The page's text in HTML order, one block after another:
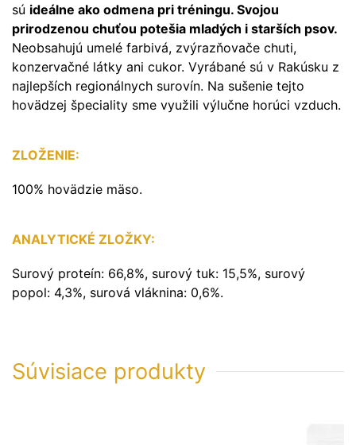
sú ideálne ako odmena pri tréningu. Svojou
prirodzenou chuťou potešia mladých i starších psov.
Neobsahujú umelé farbivá, zvýrazňovače chuti,
konzervačné látky ani cukor. Vyrábané sú v Rakúsku z
najlepších regionálnych surovín. Na sušenie tejto
hovädzej špeciality sme využili výlučne horúci vzduch.
ZLOŽENIE:
100% hovädzie mäso.
ANALYTICKÉ ZLOŽKY:
Surový proteín: 66,8%, surový tuk: 15,5%, surový
popol: 4,3%, surová vláknina: 0,6%.
Súvisiace produkty